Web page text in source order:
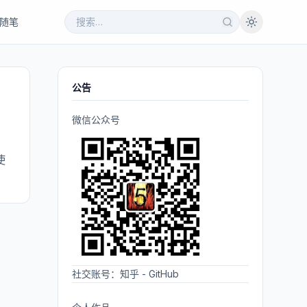
随笔
公告
微信公众号
社交账号： 知乎 - GitHub